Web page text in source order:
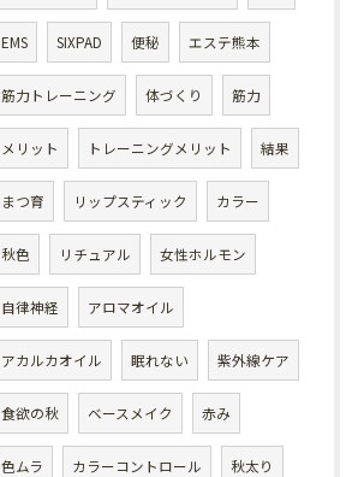
EMS SIXPAD 便秘 エステ熊本
筋力トレーニング 体づくり 筋力
メリット トレーニングメリット 結果
まつ育 リップスティック カラー
秋色 リチュアル 女性ホルモン
自律神経 アロマオイル
アカルカオイル 眠れない 紫外線ケア
食欲の秋 ベースメイク 赤み
色ムラ カラーコントロール 秋太り